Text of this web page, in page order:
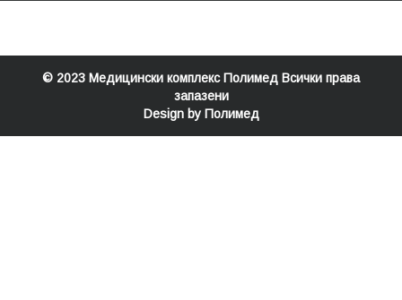
© 2023 Медицински комплекс Полимед Всички права
запазени
Design by Полимед